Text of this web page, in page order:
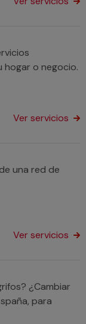
o negocio.
Ver servicios
una red de
Ver servicios
¿Cambiar
para